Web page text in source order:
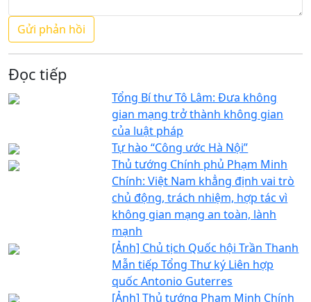
Đọc tiếp
Tổng Bí thư Tô Lâm: Đưa không
gian mạng trở thành không gian
của luật pháp
Tự hào “Công ước Hà Nội”
Thủ tướng Chính phủ Phạm Minh
Chính: Việt Nam khẳng định vai trò
chủ động, trách nhiệm, hợp tác vì
không gian mạng an toàn, lành
mạnh
[Ảnh] Chủ tịch Quốc hội Trần Thanh
Mẫn tiếp Tổng Thư ký Liên hợp
quốc Antonio Guterres
[Ảnh] Thủ tướng Phạm Minh Chính